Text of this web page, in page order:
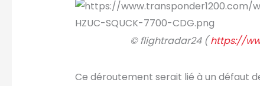
© flightradar24 (https://
Ce déroutement serait lié à un défaut